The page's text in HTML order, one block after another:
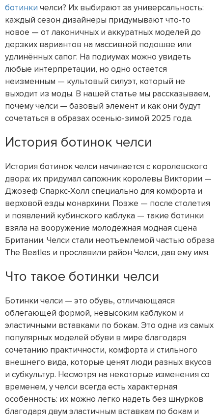
ботинки челси? Их выбирают за универсальность:
каждый сезон дизайнеры придумывают что-то
новое — от лаконичных и аккуратных моделей до
дерзких вариантов на массивной подошве или
удлинённых сапог. На подиумах можно увидеть
любые интерпретации, но одно остается
неизменным — культовый силуэт, который не
выходит из моды. В нашей статье мы рассказываем,
почему челси — базовый элемент и как они будут
сочетаться в образах осенью-зимой 2025 года.
История ботинок челси
История ботинок челси начинается с королевского
двора: их придумал сапожник королевы Виктории —
Джозеф Спаркс-Холл специально для комфорта и
верховой езды монархини. Позже — после столетия
и появлений кубинского каблука — такие ботинки
взяла на вооружение молодёжная модная сцена
Британии. Челси стали неотъемлемой частью образа
The Beatles и прославили район Челси, дав ему имя.​
Что такое ботинки челси
Ботинки челси — это обувь, отличающаяся
облегающей формой, невысоким каблуком и
эластичными вставками по бокам. Это одна из самых
популярных моделей обуви в мире благодаря
сочетанию практичности, комфорта и стильного
внешнего вида, которые ценят люди разных вкусов
и субкультур. Несмотря на некоторые изменения со
временем, у челси всегда есть характерная
особенность: их можно легко надеть без шнурков
благодаря двум эластичным вставкам по бокам и